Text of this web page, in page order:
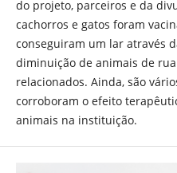
do projeto, parceiros e da
cachorros e gatos foram
conseguiram um lar através
diminuição de animais de
relacionados. Ainda, são
corroboram o efeito
animais na instituição.